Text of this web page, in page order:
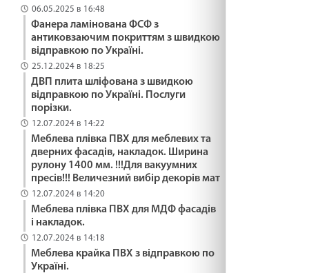
29.01.2025
МОЛИТВА І ПРИБИРАННЯ /1486/ Майтеся
файно
29.01.2025
СТАТИ СВЯТИМ /1485/ Майтеся файно
29.01.2025
ПОДАРУВАТИ ОСЛИКА /1484/ Майтеся файно
29.01.2025
ЯК ВИЖИТИ /1483/ Майтеся файно
06.05.2025 в 16:48
Фанера ламінована ФСФ з
антиковзаючим покриттям з швидкою
відправкою по Україні.
25.12.2024 в 18:25
ДВП плита шліфована з швидкою
відправкою по Україні. Послуги
порізки.
12.07.2024 в 14:22
Меблева плівка ПВХ для меблевих та
дверних фасадів, накладок. Ширина
рулону 1400 мм. !!!Для вакуумних
пресів!!! Величезний вибір декорів мат
12.07.2024 в 14:20
Меблева плівка ПВХ для МДФ фасадів
і накладок.
12.07.2024 в 14:18
Меблева крайка ПВХ з відправкою по
Україні.